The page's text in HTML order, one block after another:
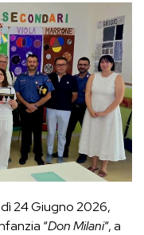
24 Giugno 2026,
“Don Milani“, a